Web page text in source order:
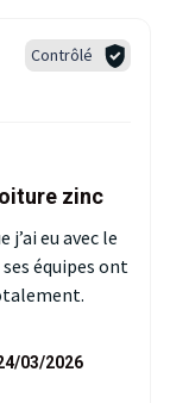
Contrôlé
zinc
eu avec le
équipes ont
03/2026